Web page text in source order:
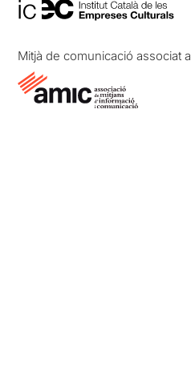
Mitjà de comunicació associat a